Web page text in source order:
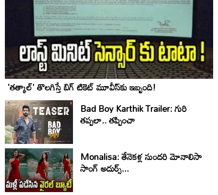
'తత్కాల్' తొలగిస్తే బిగ్ టికెట్ మూవీస్‌కు ఇబ్బంది!
Bad Boy Karthik Trailer: గురి
తప్పలా.. తప్పించా
Monalisa: తేనెకళ్ల సుందరి మోనాలిసా
సాంగ్ అదుర్స్...